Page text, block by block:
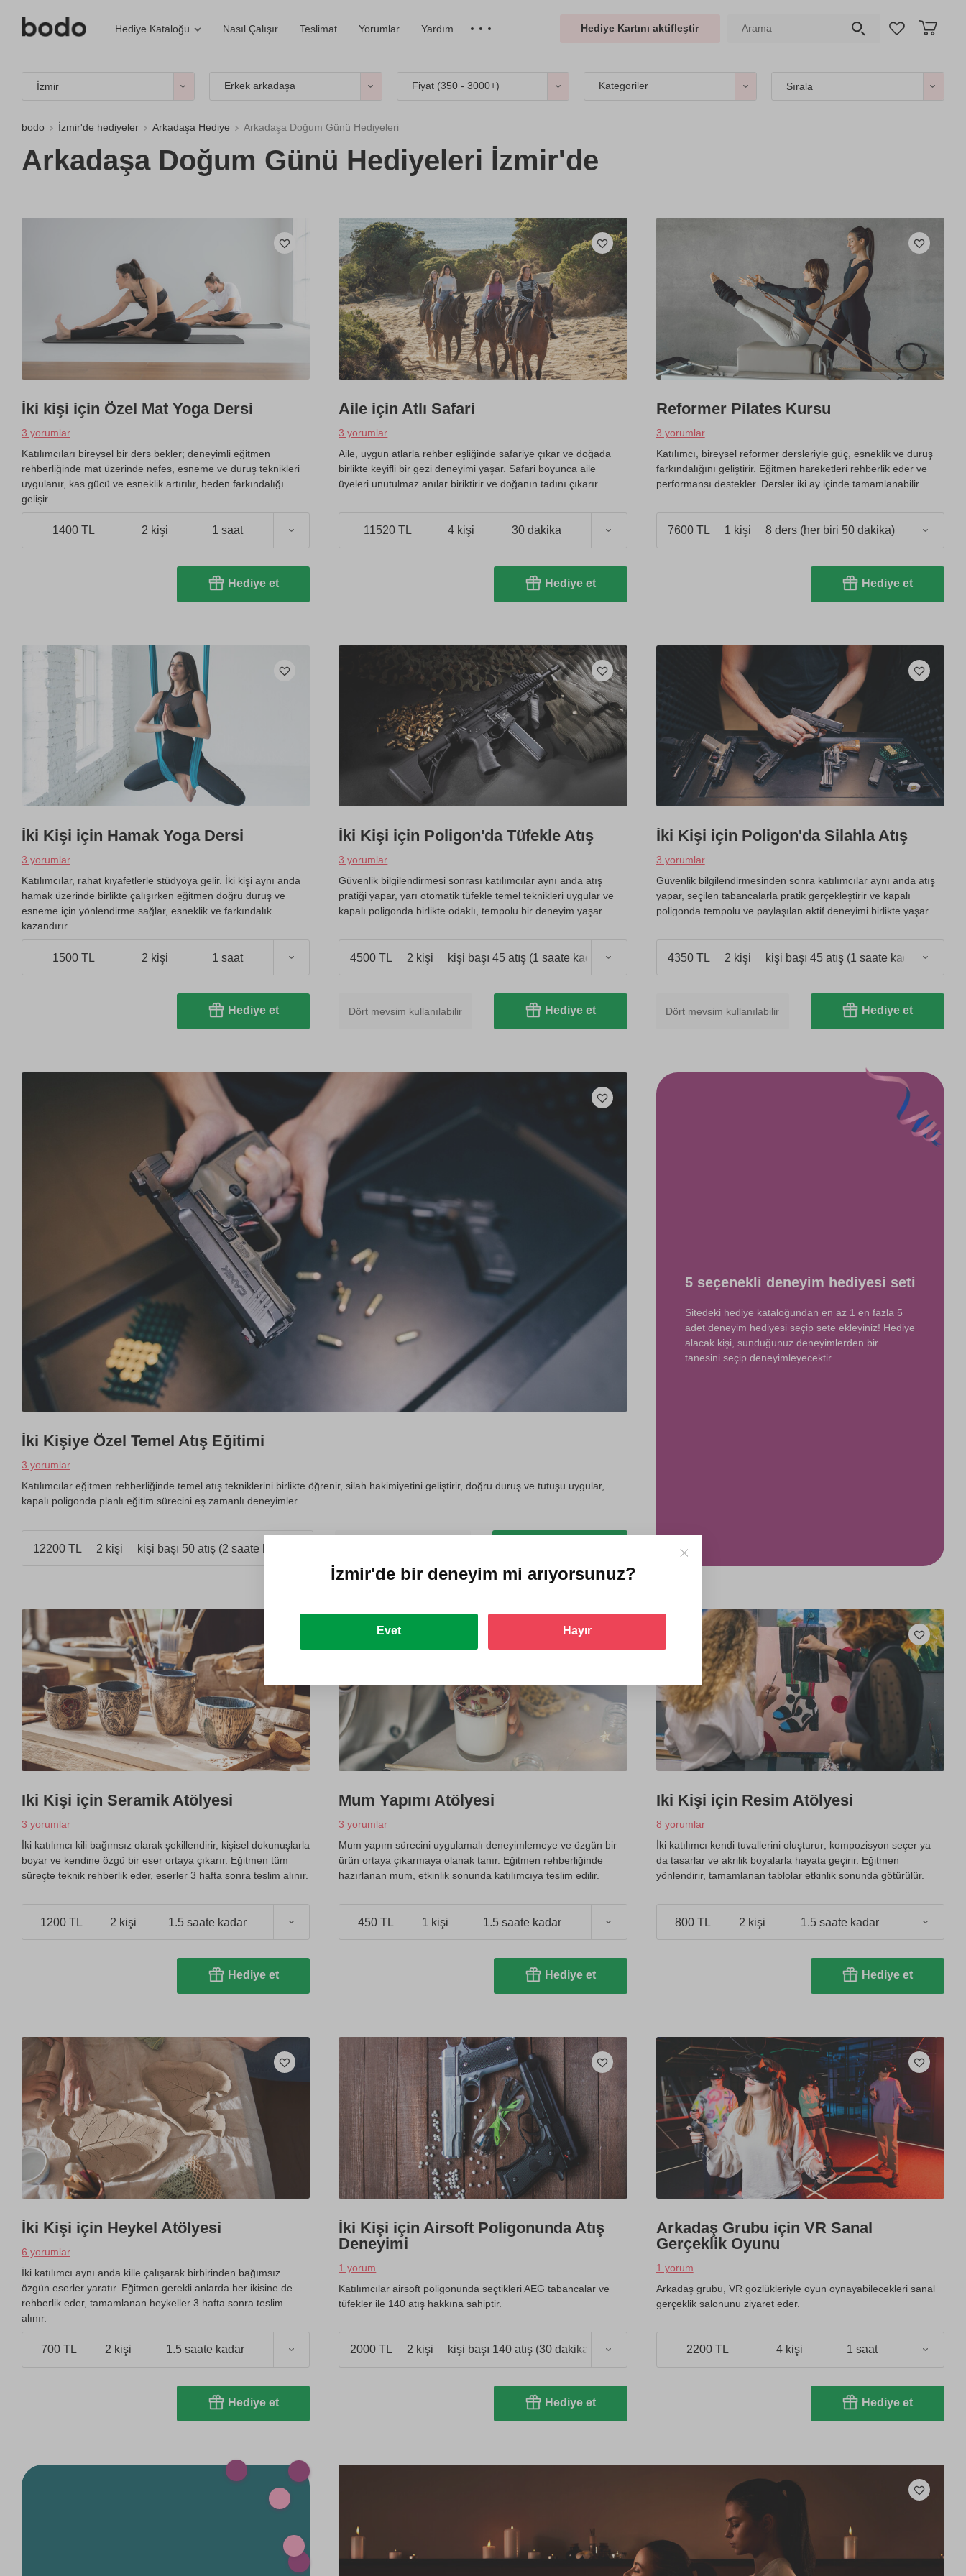
Hediye Kataloğu Nasıl Çalışır Teslimat Yorumlar Yardım Hediye Kartını aktifleştir
İzmir Erkek arkadaşa Fiyat (350 - 3000+) Kategoriler Sırala
bodo İzmir'de hediyeler Arkadaşa Hediye Arkadaşa Doğum Günü Hediyeleri
Arkadaşa Doğum Günü Hediyeleri İzmir'de
İki kişi için Özel Mat Yoga Dersi
3 yorumlar
Katılımcıları bireysel bir ders bekler; deneyimli eğitmen
rehberliğinde mat üzerinde nefes, esneme ve duruş teknikleri
uygulanır, kas gücü ve esneklik artırılır, beden farkındalığı
gelişir.
1400 TL 2 kişi 1 saat
Hediye et
Aile için Atlı Safari
3 yorumlar
Aile, uygun atlarla rehber eşliğinde safariye çıkar ve doğada
birlikte keyifli bir gezi deneyimi yaşar. Safari boyunca aile
üyeleri unutulmaz anılar biriktirir ve doğanın tadını çıkarır.
11520 TL 4 kişi 30 dakika
Hediye et
Reformer Pilates Kursu
3 yorumlar
Katılımcı, bireysel reformer dersleriyle güç, esneklik ve duruş
farkındalığını geliştirir. Eğitmen hareketleri rehberlik eder ve
performansı destekler. Dersler iki ay içinde tamamlanabilir.
7600 TL 1 kişi 8 ders (her biri 50 dakika)
Hediye et
İki Kişi için Hamak Yoga Dersi
3 yorumlar
Katılımcılar, rahat kıyafetlerle stüdyoya gelir. İki kişi aynı anda
hamak üzerinde birlikte çalışırken eğitmen doğru duruş ve
esneme için yönlendirme sağlar, esneklik ve farkındalık
kazandırır.
1500 TL 2 kişi 1 saat
Hediye et
İki Kişi için Poligon'da Tüfekle Atış
3 yorumlar
Güvenlik bilgilendirmesi sonrası katılımcılar aynı anda atış
pratiği yapar, yarı otomatik tüfekle temel teknikleri uygular ve
kapalı poligonda birlikte odaklı, tempolu bir deneyim yaşar.
4500 TL 2 kişi kişi başı 45 atış (1 saate kadar)
Dört mevsim kullanılabilir Hediye et
İki Kişi için Poligon'da Silahla Atış
3 yorumlar
Güvenlik bilgilendirmesinden sonra katılımcılar aynı anda atış
yapar, seçilen tabancalarla pratik gerçekleştirir ve kapalı
poligonda tempolu ve paylaşılan aktif deneyimi birlikte yaşar.
4350 TL 2 kişi kişi başı 45 atış (1 saate kadar)
Dört mevsim kullanılabilir Hediye et
İki Kişiye Özel Temel Atış Eğitimi
3 yorumlar
Katılımcılar eğitmen rehberliğinde temel atış tekniklerini birlikte öğrenir, silah hakimiyetini geliştirir, doğru duruş ve tutuşu uygular,
kapalı poligonda planlı eğitim sürecini eş zamanlı deneyimler.
12200 TL 2 kişi kişi başı 50 atış (2 saate kadar)
5 seçenekli deneyim hediyesi seti
Sitedeki hediye kataloğundan en az 1 en fazla 5
adet deneyim hediyesi seçip sete ekleyiniz! Hediye
alacak kişi, sunduğunuz deneyimlerden bir
tanesini seçip deneyimleyecektir.
İki Kişi için Seramik Atölyesi
3 yorumlar
İki katılımcı kili bağımsız olarak şekillendirir, kişisel dokunuşlarla
boyar ve kendine özgü bir eser ortaya çıkarır. Eğitmen tüm
süreçte teknik rehberlik eder, eserler 3 hafta sonra teslim alınır.
1200 TL 2 kişi 1.5 saate kadar
Hediye et
Mum Yapımı Atölyesi
3 yorumlar
Mum yapım sürecini uygulamalı deneyimlemeye ve özgün bir
ürün ortaya çıkarmaya olanak tanır. Eğitmen rehberliğinde
hazırlanan mum, etkinlik sonunda katılımcıya teslim edilir.
450 TL 1 kişi 1.5 saate kadar
Hediye et
İki Kişi için Resim Atölyesi
8 yorumlar
İki katılımcı kendi tuvallerini oluşturur; kompozisyon seçer ya
da tasarlar ve akrilik boyalarla hayata geçirir. Eğitmen
yönlendirir, tamamlanan tablolar etkinlik sonunda götürülür.
800 TL 2 kişi 1.5 saate kadar
Hediye et
İki Kişi için Heykel Atölyesi
6 yorumlar
İki katılımcı aynı anda kille çalışarak birbirinden bağımsız
özgün eserler yaratır. Eğitmen gerekli anlarda her ikisine de
rehberlik eder, tamamlanan heykeller 3 hafta sonra teslim
alınır.
700 TL 2 kişi 1.5 saate kadar
Hediye et
İki Kişi için Airsoft Poligonunda Atış
Deneyimi
1 yorum
Katılımcılar airsoft poligonunda seçtikleri AEG tabancalar ve
tüfekler ile 140 atış hakkına sahiptir.
2000 TL 2 kişi kişi başı 140 atış (30 dakika)
Hediye et
Arkadaş Grubu için VR Sanal
Gerçeklik Oyunu
1 yorum
Arkadaş grubu, VR gözlükleriyle oyun oynayabilecekleri sanal
gerçeklik salonunu ziyaret eder.
2200 TL 4 kişi 1 saat
Hediye et
İzmir'debir deneyim mi arıyorsunuz?
Evet Hayır